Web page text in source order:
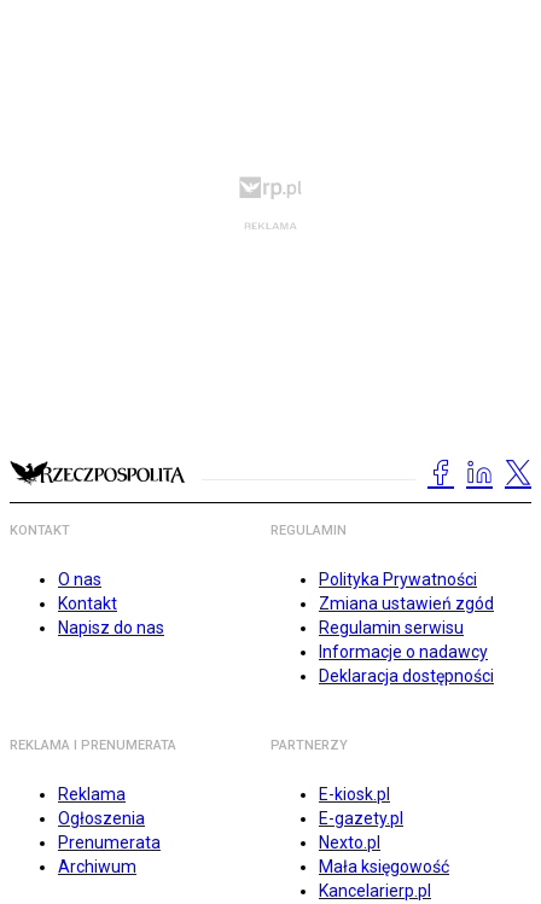
KONTAKT
O nas
Kontakt
Napisz do nas
REGULAMIN
Polityka Prywatności
Zmiana ustawień zgód
Regulamin serwisu
Informacje o nadawcy
Deklaracja dostępności
REKLAMA I PRENUMERATA
Reklama
Ogłoszenia
Prenumerata
Archiwum
PARTNERZY
E-kiosk.pl
E-gazety.pl
Nexto.pl
Mała księgowość
Kancelarierp.pl